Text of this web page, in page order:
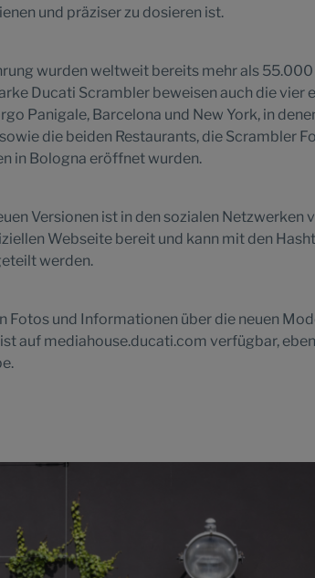
und präziser zu dosieren ist.
wurden weltweit bereits mehr als 55.000
Ducati Scrambler beweisen auch die vier
Panigale, Barcelona und New York, in
die beiden Restaurants, die Scrambler
in Bologna eröffnet wurden.
Versionen ist in den sozialen Netzwerken
Webseite bereit und kann mit den
werden.
und Informationen über die neuen
auf mediahouse.ducati.com verfügbar,